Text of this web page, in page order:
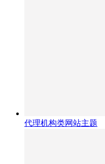
代理机构类网站主题